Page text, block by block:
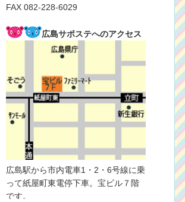
FAX 082-228-6029
広島サポステへのアクセス
広島駅から市内電車1・2・6号線に乗
って紙屋町東電停下車。宝ビル７階
です。